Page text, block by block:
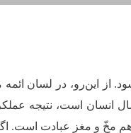
از این‌رو، در لسان
انسان است، نتیجه
مخّ و مغز عبادت است. اگر